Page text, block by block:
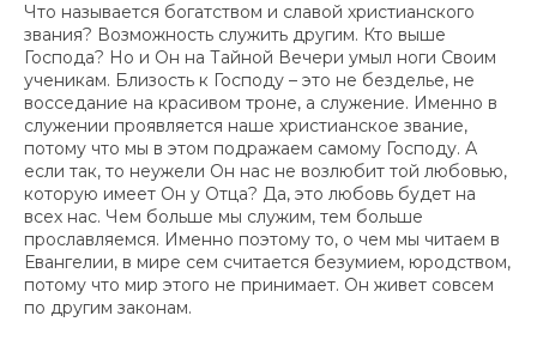
Что называется богатством и славой христианского
звания? Возможность служить другим. Кто выше
Господа? Но и Он на Тайной Вечери умыл ноги Своим
ученикам. Близость к Господу – это не безделье, не
восседание на красивом троне, а служение. Именно в
служении проявляется наше христианское звание,
потому что мы в этом подражаем самому Господу. А
если так, то неужели Он нас не возлюбит той любовью,
которую имеет Он у Отца? Да, это любовь будет на
всех нас. Чем больше мы служим, тем больше
прославляемся. Именно поэтому то, о чем мы читаем в
Евангелии, в мире сем считается безумием, юродством,
потому что мир этого не принимает. Он живет совсем
по другим законам.